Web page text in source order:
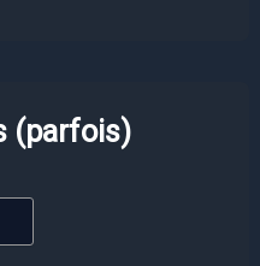
(parfois)